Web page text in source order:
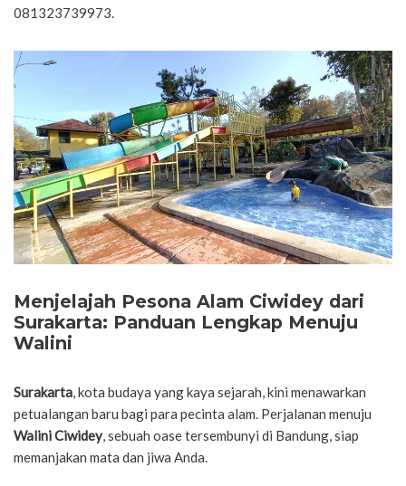
081323739973.
Menjelajah Pesona Alam Ciwidey dari
Surakarta: Panduan Lengkap Menuju
Walini
Surakarta, kota budaya yang kaya sejarah, kini menawarkan
petualangan baru bagi para pecinta alam. Perjalanan menuju
Walini Ciwidey, sebuah oase tersembunyi di Bandung, siap
memanjakan mata dan jiwa Anda.